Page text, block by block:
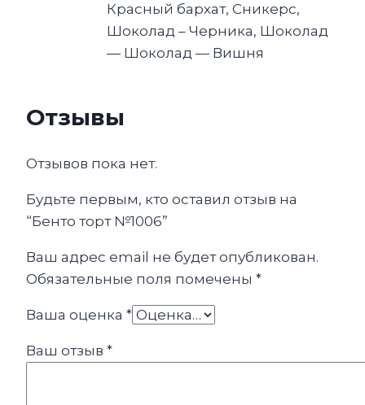
Красный бархат, Сникерс,
Шоколад – Черника, Шоколад
— Шоколад — Вишня
Отзывы
Отзывов пока нет.
Будьте первым, кто оставил отзыв на
“Бенто торт №1006”
Ваш адрес email не будет опубликован.
Обязательные поля помечены *
Ваша оценка *
Ваш отзыв *